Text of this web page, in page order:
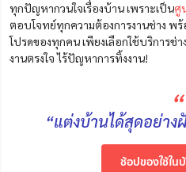
ทุกปัญหากวนใจเรื่องบ้าน เพราะเป็นศู
ตอบโจทย์ทุกความต้องการงานช่าง พ
โปรดของทุกคน เพียงเลือกใช้บริการช่
งานตรงใจ ไร้ปัญหาการทิ้งงาน!
“
“แต่งบ้านได้สุดอย่าง
ช้อปของใช้ใน